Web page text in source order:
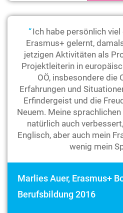
Ich habe persönlich
Erasmus+ gelernt,
jetzigen Aktivitäten als
Projektleiterin in
OÖ, insbesondere die
Erfahrungen und
Erfindergeist und die
Neuem. Meine
natürlich auch
Englisch, aber auch mein
wenig mein
Marlies Auer, Erasmus+
Berufsbildung 2016